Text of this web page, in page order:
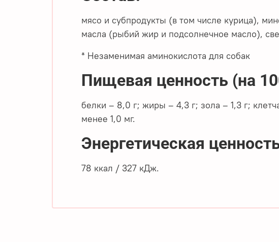
мясо и субпродукты (в том числе курица),
масла (рыбий жир и подсолнечное масло),
* Незаменимая аминокислота для собак
Пищевая ценность (на
белки – 8,0 г; жиры – 4,3 г; зола – 1,3 г;
менее 1,0 мг.
Энергетическая
78 ккал / 327 кДж.